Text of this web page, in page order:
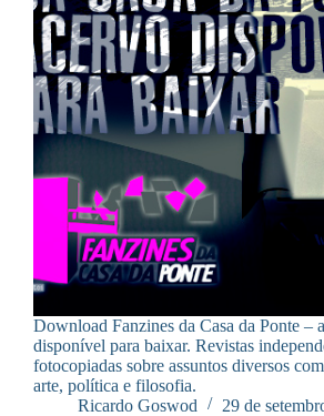
Download Fanzines da Casa da Ponte –
disponível para baixar. Revistas
fotocopiadas sobre assuntos diversos
arte, política e filosofia.
Ricardo Goswod
29 de